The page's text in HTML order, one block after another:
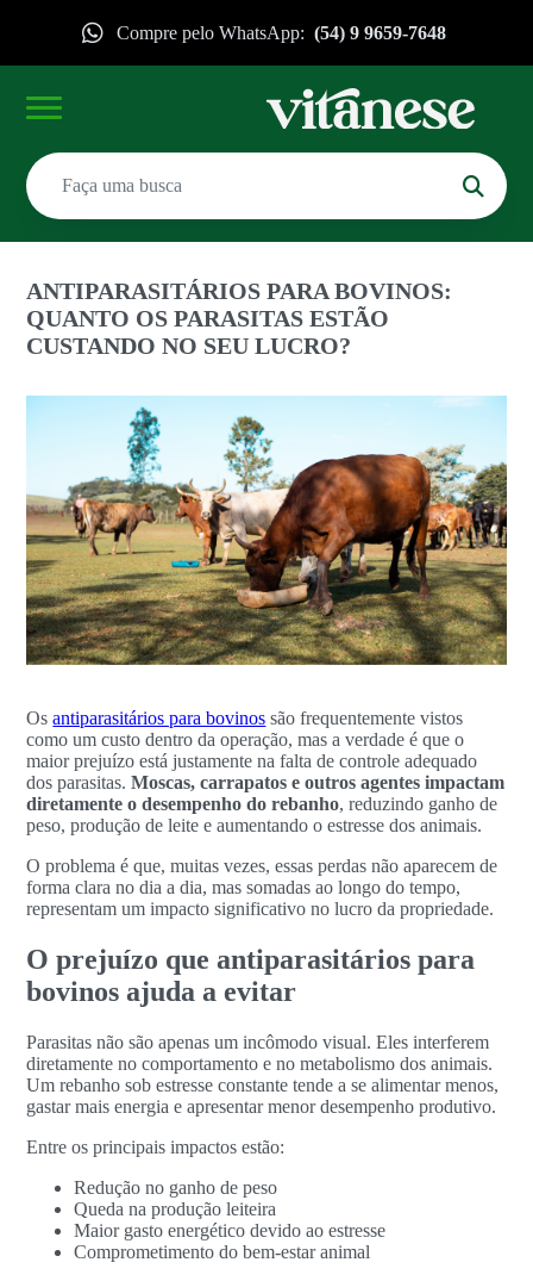
Compre pelo WhatsApp: (54) 9 9659-7648
ANTIPARASITÁRIOS PARA BOVINOS:
QUANTO OS PARASITAS ESTÃO
CUSTANDO NO SEU LUCRO?
Osantiparasitários para bovinos são frequentemente vistos
como um custo dentro da operação, mas a verdade é que o
maior prejuízo está justamente na falta de controle adequado
dos parasitas.Moscas, carrapatos e outros agentes impactam
diretamente o desempenho do rebanho, reduzindo ganho de
peso, produção de leite e aumentando o estresse dos animais.
O problema é que, muitas vezes, essas perdas não aparecem de
forma clara no dia a dia, mas somadas ao longo do tempo,
representam um impacto significativo no lucro da propriedade.
O prejuízo que antiparasitários para
bovinos ajuda a evitar
Parasitas não são apenas um incômodo visual. Eles interferem
diretamente no comportamento e no metabolismo dos animais.
Um rebanho sob estresse constante tende a se alimentar menos,
gastar mais energia e apresentar menor desempenho produtivo.
Entre os principais impactos estão:
Redução no ganho de peso
Queda na produção leiteira
Maior gasto energético devido ao estresse
Comprometimento do bem-estar animal